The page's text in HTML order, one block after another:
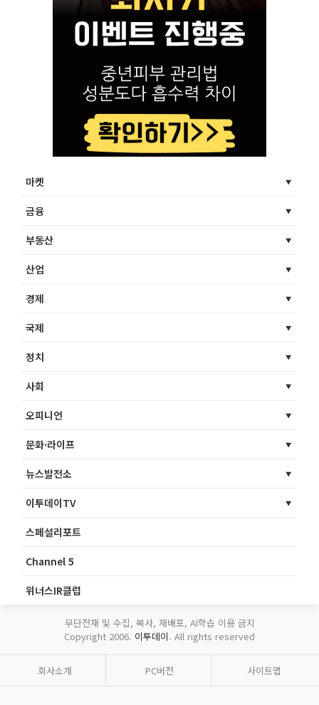
마켓
금융
부동산
산업
경제
국제
정치
사회
오피니언
문화·라이프
뉴스발전소
이투데이TV
스페셜리포트
Channel 5
위너스IR클럽
무단전재 및 수집, 복사, 재배포, AI학습 이용 금지
Copyright 2006. 이투데이. All rights reserved
회사소개 PC버전 사이트맵